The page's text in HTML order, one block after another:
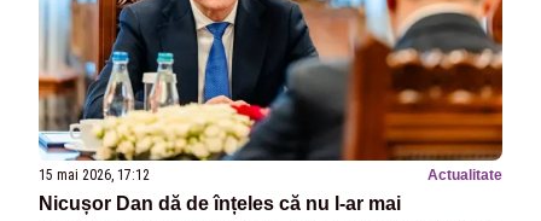
15 mai 2026, 17:12 Actualitate
Nicușor Dan dă de înțeles că nu l-ar mai